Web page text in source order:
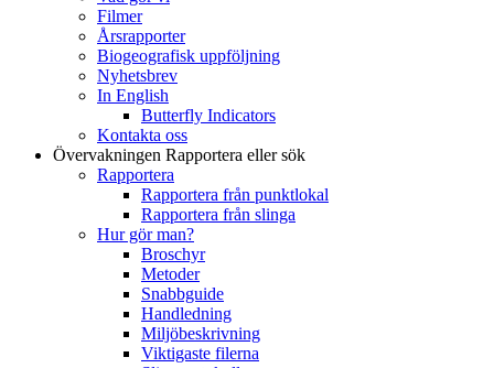
Filmer
Årsrapporter
Biogeografisk uppföljning
Nyhetsbrev
In English
Butterfly Indicators
Kontakta oss
Övervakningen Rapportera eller sök
Rapportera
Rapportera från punktlokal
Rapportera från slinga
Hur gör man?
Broschyr
Metoder
Snabbguide
Handledning
Miljöbeskrivning
Viktigaste filerna